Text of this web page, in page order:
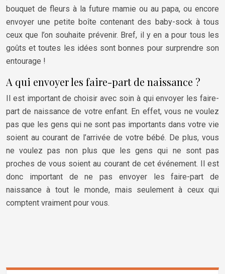
bouquet de fleurs à la future mamie ou au papa, ou encore
envoyer une petite boîte contenant des baby-sock à tous
ceux que l’on souhaite prévenir. Bref, il y en a pour tous les
goûts et toutes les idées sont bonnes pour surprendre son
entourage !
A qui envoyer les faire-part de naissance ?
Il est important de choisir avec soin à qui envoyer les faire-
part de naissance de votre enfant. En effet, vous ne voulez
pas que les gens qui ne sont pas importants dans votre vie
soient au courant de l’arrivée de votre bébé. De plus, vous
ne voulez pas non plus que les gens qui ne sont pas
proches de vous soient au courant de cet événement. Il est
donc important de ne pas envoyer les faire-part de
naissance à tout le monde, mais seulement à ceux qui
comptent vraiment pour vous.